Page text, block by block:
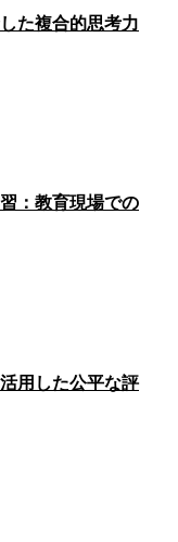
た複合的思考力
：教育現場での
用した公平な評